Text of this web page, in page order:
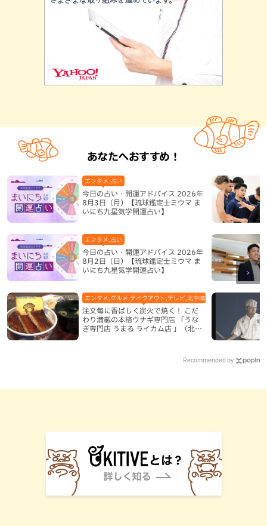
あなたへおすすめ！
今日の占い・開運アドバイス 2026年
8月3日（月）【琉球鑑定士ミウマ ま
いにち九星気学開運占い】
エンタメ,占い
今日の占い・開運アドバイス 2026年
8月2日（日）【琉球鑑定士ミウマ ま
いにち九星気学開運占い】
エンタメ,占い
注文毎に香ばしく炭火で焼く！ こだ
わり満載の本格ウナギ専門店 「うな
ぎ専門店 うまる ライカム店 」（北中
エンタメ,グルメ,テイクアウト,テレビ,北中城村,和食・日本料理,地
Recommended by